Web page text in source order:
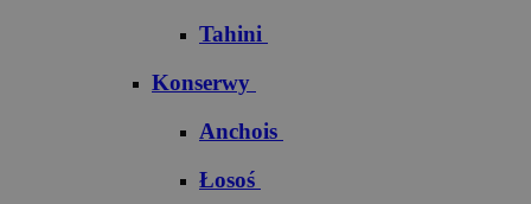
Tahini
Konserwy
Anchois
Łosoś